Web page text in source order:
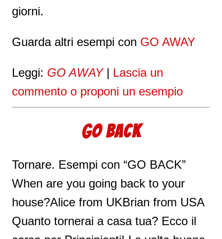
giorni.
Guarda altri esempi con GO AWAY
Leggi: GO AWAY| Lascia un
commento o proponi un esempio
GO BACK
Tornare. Esempi con “GO BACK”
When are you going back to your
house?Alice from UKBrian from USA
Quanto tornerai a casa tua? Ecco il